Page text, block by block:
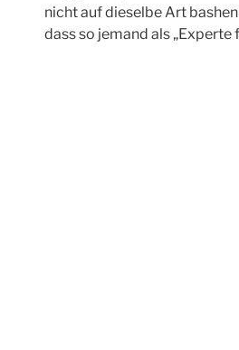
nicht auf dieselbe Art
dass so jemand als „Experte